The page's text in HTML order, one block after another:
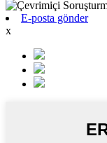
E-posta gönder
x